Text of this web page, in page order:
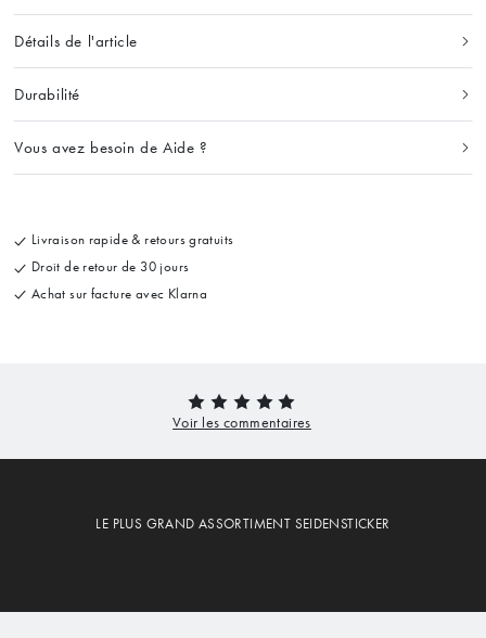
Détails de l'article
Durabilité
Vous avez besoin de Aide ?
Livraison rapide & retours gratuits
Droit de retour de 30 jours
Achat sur facture avec Klarna
LE PLUS GRAND ASSORTIMENT SEIDENSTICKER